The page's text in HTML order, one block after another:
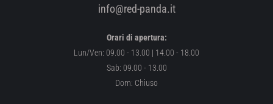
info@red-panda.it
Orari di apertura:
Lun/Ven: 09.00 - 13.00 | 14.00 - 18.00
Sab: 09.00 - 13.00
Dom: Chiuso